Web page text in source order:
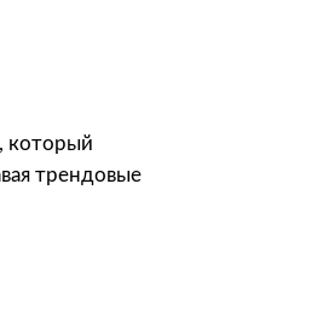
который
трендовые